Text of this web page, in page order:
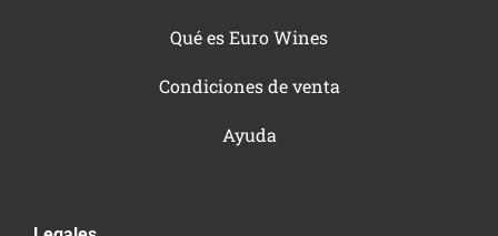
Qué es Euro Wines
Condiciones de venta
Ayuda